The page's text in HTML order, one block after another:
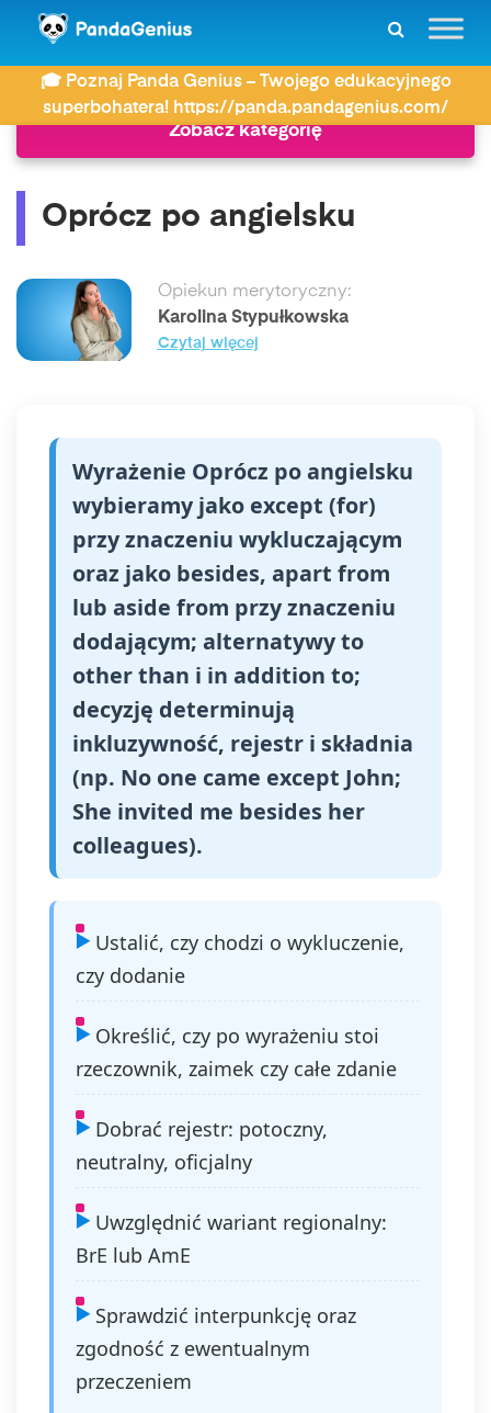
🎓 Poznaj Panda Genius – Twojego edukacyjnego
superbohatera! https://panda.pandagenius.com/
ZDAY Język angielski Oprócz po angielsku
Zobacz kategorię
Oprócz po angielsku
Opiekun merytoryczny:
Karolina Stypułkowska
Czytaj więcej
Wyrażenie Oprócz po angielsku
wybieramy jako except (for)
przy znaczeniu wykluczającym
oraz jako besides, apart from
lub aside from przy znaczeniu
dodającym; alternatywy to
other than i in addition to;
decyzję determinują
inkluzywność, rejestr i składnia
(np. No one came except John;
She invited me besides her
colleagues).
Ustalić, czy chodzi o wykluczenie,
czy dodanie
Określić, czy po wyrażeniu stoi
rzeczownik, zaimek czy całe zdanie
Dobrać rejestr: potoczny,
neutralny, oficjalny
Uwzględnić wariant regionalny:
BrE lub AmE
Sprawdzić interpunkcję oraz
zgodność z ewentualnym
przeczeniem